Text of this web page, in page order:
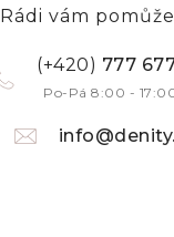
Rádi vám
(+420) 777
Po-Pá 8:00 -